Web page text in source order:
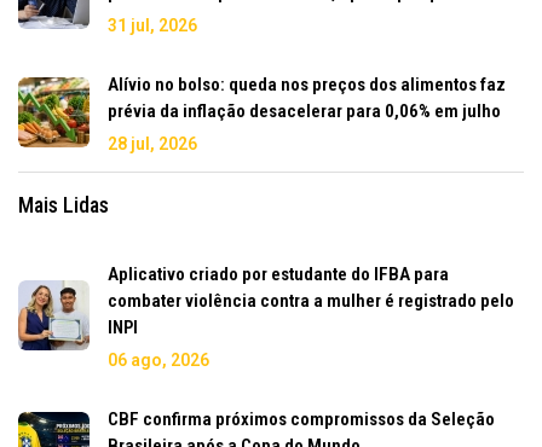
31 jul, 2026
Alívio no bolso: queda nos preços dos alimentos faz
prévia da inflação desacelerar para 0,06% em julho
28 jul, 2026
Mais Lidas
Aplicativo criado por estudante do IFBA para
combater violência contra a mulher é registrado pelo
INPI
06 ago, 2026
CBF confirma próximos compromissos da Seleção